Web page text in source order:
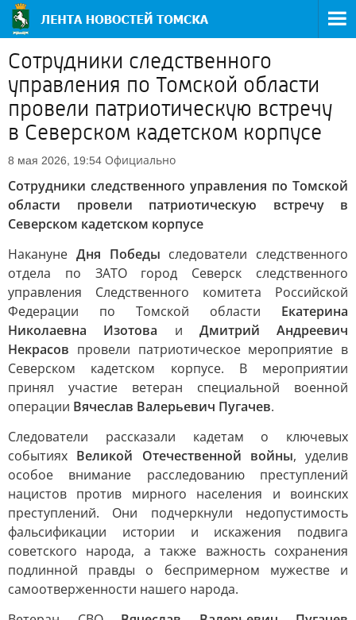
Сотрудники следственного
управления по Томской области
провели патриотическую встречу
в Северском кадетском корпусе
8 мая 2026, 19:54 Официально
Сотрудники следственного управления по Томской
области провели патриотическую встречу в
Северском кадетском корпусе
Накануне Дня Победы следователи следственного
отдела по ЗАТО город Северск следственного
управления Следственного комитета Российской
Федерации по Томской области Екатерина
Николаевна Изотова и Дмитрий Андреевич
Некрасов провели патриотическое мероприятие в
Северском кадетском корпусе. В мероприятии
принял участие ветеран специальной военной
операции Вячеслав Валерьевич Пугачев.
Следователи рассказали кадетам о ключевых
событиях Великой Отечественной войны, уделив
особое внимание расследованию преступлений
нацистов против мирного населения и воинских
преступлений. Они подчеркнули недопустимость
фальсификации истории и искажения подвига
советского народа, а также важность сохранения
подлинной правды о беспримерном мужестве и
самоотверженности нашего народа.